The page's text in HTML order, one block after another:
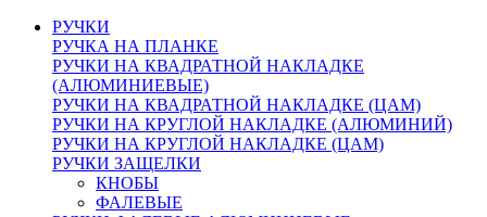
РУЧКИ
РУЧКА НА ПЛАНКЕ
РУЧКИ НА КВАДРАТНОЙ НАКЛАДКЕ
(АЛЮМИНИЕВЫЕ)
РУЧКИ НА КВАДРАТНОЙ НАКЛАДКЕ (ЦАМ)
РУЧКИ НА КРУГЛОЙ НАКЛАДКЕ (АЛЮМИНИЙ)
РУЧКИ НА КРУГЛОЙ НАКЛАДКЕ (ЦАМ)
РУЧКИ ЗАЩЕЛКИ
КНОБЫ
ФАЛЕВЫЕ